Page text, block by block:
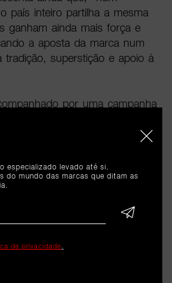
país inteiro partilha a mesma
ganham ainda mais força e
a aposta da marca num
tradição, superstição e apoio à
por uma campanha
folheto e ativações em loja.
especializado levado até si.
do mundo das marcas que ditam as
de privacidade